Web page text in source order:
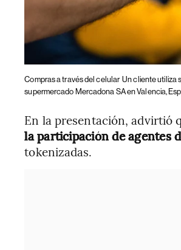
Compras a través del celular Un cliente utiliza
supermercado Mercadona SA en Valencia,
En la presentación, advirtió
la participación de agentes
tokenizadas.